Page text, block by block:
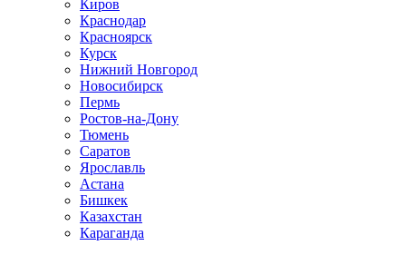
Киров
Краснодар
Красноярск
Курск
Нижний Новгород
Новосибирск
Пермь
Ростов-на-Дону
Тюмень
Саратов
Ярославль
Астана
Бишкек
Казахстан
Караганда